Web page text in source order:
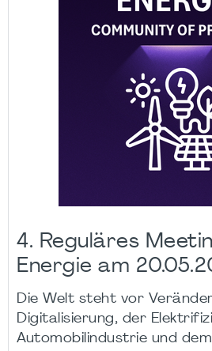
4. Reguläres
Energie am
Die Welt steht vor
Digitalisierung, der
Automobilindustrie und